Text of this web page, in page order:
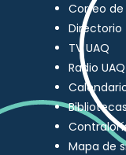
Correo de
Directorio
TV UAQ
Radio UAQ
Bibliotecas
Mapa de